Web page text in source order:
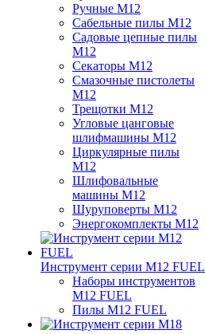
Ручные M12
Сабельные пилы M12
Садовые цепные пилы
M12
Секаторы M12
Смазочные пистолеты
M12
Трещотки M12
Угловые цанговые
шлифмашины M12
Циркулярные пилы
M12
Шлифовальные
машины M12
Шуруповерты M12
Энергокомплекты M12
Инструмент серии M12 FUEL
Наборы инструментов
M12 FUEL
Пилы M12 FUEL